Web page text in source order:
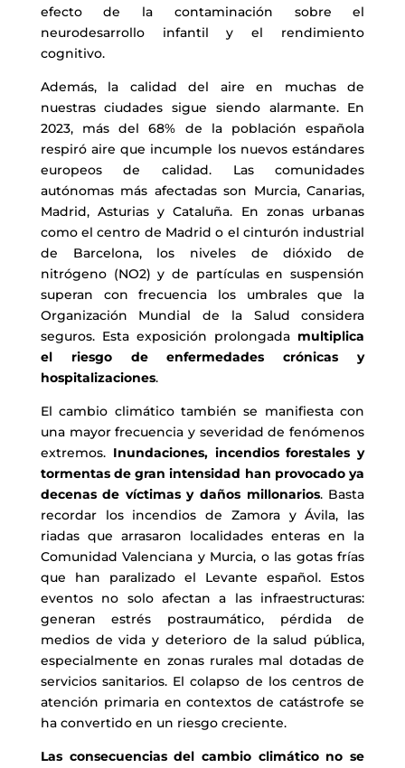
efecto de la contaminación sobre el
neurodesarrollo infantil y el rendimiento
cognitivo.
Además, la calidad del aire en muchas de
nuestras ciudades sigue siendo alarmante. En
2023, más del 68% de la población española
respiró aire que incumple los nuevos estándares
europeos de calidad. Las comunidades
autónomas más afectadas son Murcia, Canarias,
Madrid, Asturias y Cataluña. En zonas urbanas
como el centro de Madrid o el cinturón industrial
de Barcelona, los niveles de dióxido de
nitrógeno (NO2) y de partículas en suspensión
superan con frecuencia los umbrales que la
Organización Mundial de la Salud considera
seguros. Esta exposición prolongada multiplica
el riesgo de enfermedades crónicas y
hospitalizaciones.
El cambio climático también se manifiesta con
una mayor frecuencia y severidad de fenómenos
extremos. Inundaciones, incendios forestales y
tormentas de gran intensidad han provocado ya
decenas de víctimas y daños millonarios. Basta
recordar los incendios de Zamora y Ávila, las
riadas que arrasaron localidades enteras en la
Comunidad Valenciana y Murcia, o las gotas frías
que han paralizado el Levante español. Estos
eventos no solo afectan a las infraestructuras:
generan estrés postraumático, pérdida de
medios de vida y deterioro de la salud pública,
especialmente en zonas rurales mal dotadas de
servicios sanitarios. El colapso de los centros de
atención primaria en contextos de catástrofe se
ha convertido en un riesgo creciente.
Las consecuencias del cambio climático no se